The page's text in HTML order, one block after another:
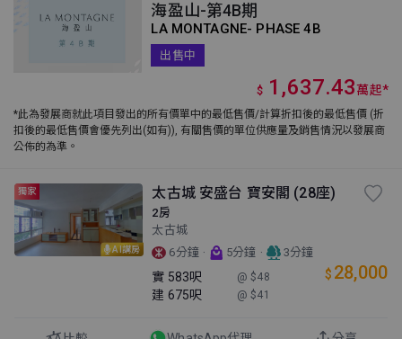
海盈山-第4B期
LA MONTAGNE- PHASE 4B
出售中
$ 1,637.43萬起*
*此為發展商就此項目發出的所有價單中的最低售價/計算折扣後的最低售價 (折
扣後的最低售價會優先列出(如有)), 有關售價的單位供應量及銷售情況以發展商
公佈的為準。
AI講房
獨家 太古城 安盛台 寶安閣 (28座)
2房
太古城
6分鐘 · 5分鐘 · 3分鐘
實 583呎 @ $48
建 675呎 @ $41
$ 28,000